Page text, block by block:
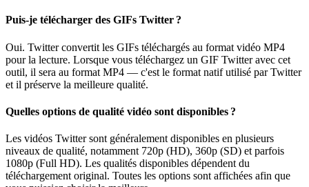
Puis-je télécharger des GIFs Twitter ?
Oui. Twitter convertit les GIFs téléchargés au format vidéo MP4
pour la lecture. Lorsque vous téléchargez un GIF Twitter avec cet
outil, il sera au format MP4 — c'est le format natif utilisé par Twitter
et il préserve la meilleure qualité.
Quelles options de qualité vidéo sont disponibles ?
Les vidéos Twitter sont généralement disponibles en plusieurs
niveaux de qualité, notamment 720p (HD), 360p (SD) et parfois
1080p (Full HD). Les qualités disponibles dépendent du
téléchargement original. Toutes les options sont affichées afin que